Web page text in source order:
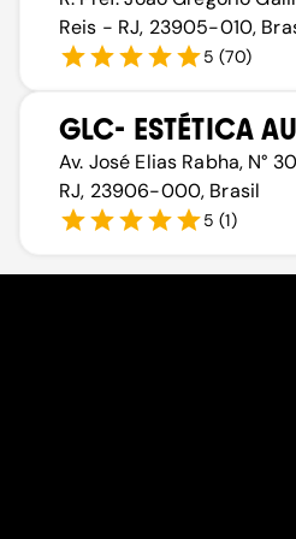
Reis - RJ, 23905-010,
5 (70)
GLC- ESTÉTICA
Av. José Elias Rabha, N°
RJ, 23906-000, Brasil
5 (1)